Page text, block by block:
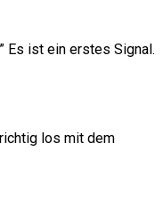
Es ist ein erstes Signal.
los mit dem